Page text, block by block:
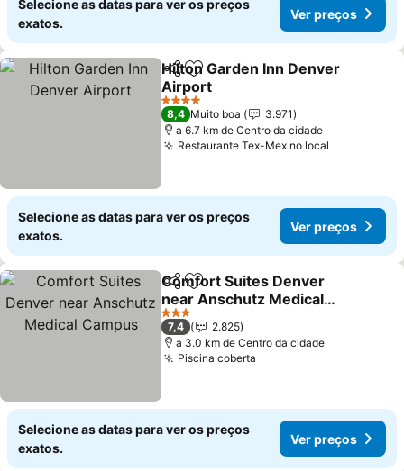
Selecione as datas para ver os preços
exatos.
Ver preços
PartilharAdicionar aos favoritos
Hilton Garden Inn Denver
Airport
4 Estrelas
8,4 Muito boa
3.971
a 6.7 km de Centro da cidade
Restaurante Tex-Mex no local
Selecione as datas para ver os preços
exatos.
Ver preços
PartilharAdicionar aos favoritos
Comfort Suites Denver
near Anschutz Medical
Campus
3 Estrelas
7,4
2.825
a 3.0 km de Centro da cidade
Piscina coberta
Selecione as datas para ver os preços
exatos.
Ver preços